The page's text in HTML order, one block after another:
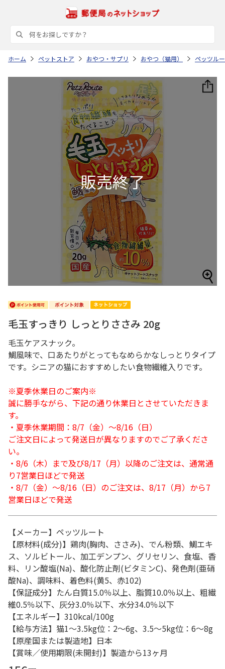
ホーム ペットストア おやつ・サプリ おやつ（猫用） ペッツル
毛玉すっきり しっとりささみ 20g
毛玉ケアスナック。
鯛風味で、口あたりがとってもなめらかなしっとりタイプ
です。シニアの猫におすすめしたい食物繊維入りです。
※夏季休業日のご案内※
誠に勝手ながら、下記の通り休業日とさせていただきま
す。
・夏季休業期間：8/7（金）～8/16（日）
ご注文日によって発送日が異なりますのでご了承くださ
い。
・8/6（木）まで及び8/17（月）以降のご注文は、通常通
り7営業日ほどで発送
・8/7（金）～8/16（日）のご注文は、8/17（月）から7
営業日ほどで発送
【メーカー】ペッツルート
【原材料(成分)】鶏肉(胸肉、ささみ)、でん粉類、鯛エキ
ス、ソルビトール、加工デンプン、グリセリン、食塩、香
料、リン酸塩(Na)、酸化防止剤(ビタミンC)、発色剤(亜硝
酸Na)、調味料、着色料(黄5、赤102)
【保証成分】たん白質15.0％以上、脂質10.0％以上、粗繊
維0.5％以下、灰分3.0％以下、水分34.0％以下
【エネルギー】310kcal/100g
【給与方法】猫1～3.5kg位：2～6g、3.5～5kg位：6～8g
【原産国または製造地】日本
【賞味／使用期限(未開封)】製造から13ヶ月